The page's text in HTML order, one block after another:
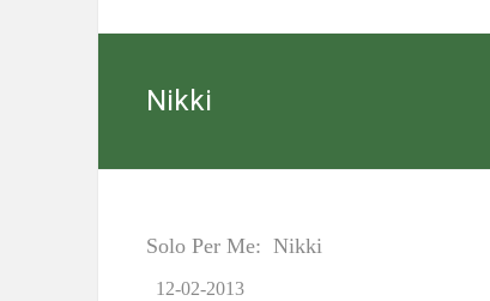
Terriers
kennel
Cairn
Nikki
Solo Per Me: Nikki
12-02-2013